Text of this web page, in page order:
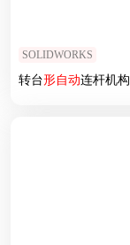
SOLIDWORKS
转台形自动连杆机构